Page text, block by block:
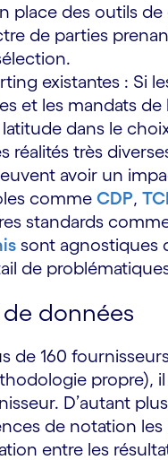
place des outils
de parties
existantes : Si
et les mandats de
dans le
très
avoir un
comme CDP,
standards
sont agnostiques
de
données
de 160
propre),
D’autant
de notation
entre les